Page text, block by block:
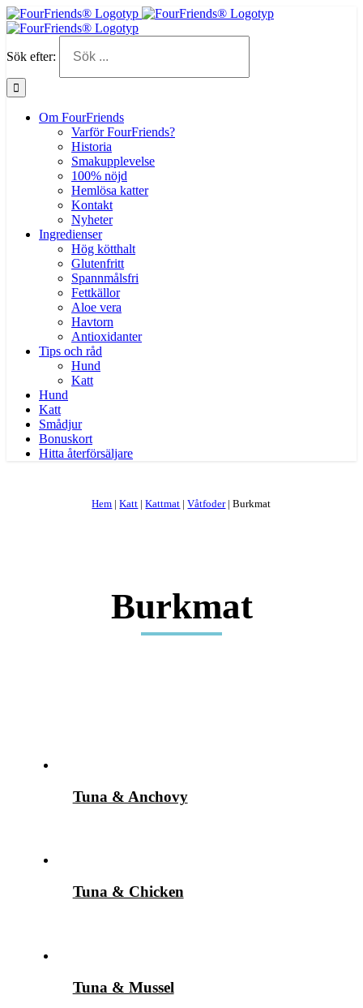
Sök efter:
Om FourFriends
Varför FourFriends?
Historia
Smakupplevelse
100% nöjd
Hemlösa katter
Kontakt
Nyheter
Ingredienser
Hög kötthalt
Glutenfritt
Spannmålsfri
Fettkällor
Aloe vera
Havtorn
Antioxidanter
Tips och råd
Hund
Katt
Hund
Katt
Smådjur
Bonuskort
Hitta återförsäljare
Hem |Katt |Kattmat |Våtfoder|Burkmat
Burkmat
Tuna & Anchovy
Tuna & Chicken
Tuna & Mussel